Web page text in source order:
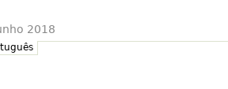
2018